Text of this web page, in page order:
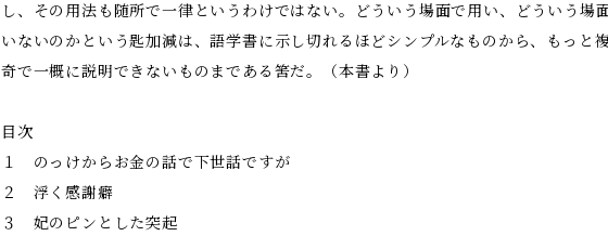
し、その用法も随所で一律というわけではない。どういう場面で用い、どういう場
いないのかという匙加減は、語学書に示し切れるほどシンプルなものから、もっと
奇で一概に説明できないものまである筈だ。（本書より）
目次
１ のっけからお金の話で下世話ですが
２ 浮く感謝癖
３ 妃のピンとした突起